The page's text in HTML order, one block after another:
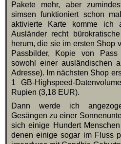
Pakete mehr, aber
simsen funktioniert schon
aktivierte Karte komme
Ausländer recht
herum, die sie im ersten Shop
Passbilder, Kopie von
sowohl einer ausländischen
Adresse). Im nächsten Shop
1 GB-Highspeed-
Rupien (3,18 EUR).
Dann werde ich
Gesängen zu einer
sich einige Hundert
denen einige sogar im Fluss